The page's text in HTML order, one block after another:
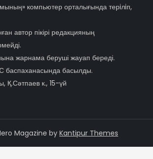
компьютер орталығында терiлiп,
автор пікірі редакцияның
жарнама беруші жауап береді.
баспаханасында басылды.
Қ.Сәтпаев к., 15-үй
Magazine by Kantipur Themes